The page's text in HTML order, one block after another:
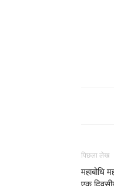
पिछला लेख
महाबोधि